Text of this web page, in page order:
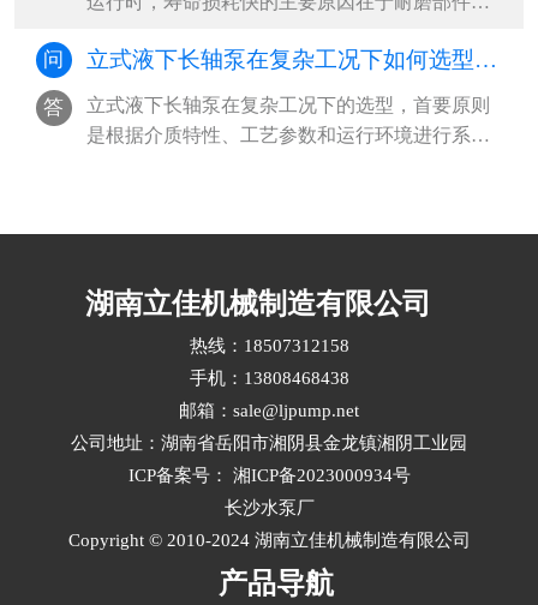
响应到主动预防的立式液下长轴泵运维升级‌。···
泵使用寿命，必须从“被动维修”转向“系统性预防
维护”，‌最有效的策略是建立基于工况特征的差异
化维护计划，结合关键参数监控与周期性干预，
实现寿命延长30%以上‌。···
问 立式液下长轴泵在复杂工况下如何选型？ ​
答
立式液下长轴泵在复杂工况下的选型，‌首要原则
是根据介质特性、工艺参数和运行环境进行系统
封结构和配套标准多维度综合评估立式液下长轴
泵选型。···
湖南立佳机械制造有限公司
热线：18507312158
手机：13808468438
邮箱：sale@ljpump.net
公司地址：湖南省岳阳市湘阴县金龙镇湘阴工业园
ICP备案号：
湘ICP备2023000934号
长沙水泵厂
Copyright © 2010-2024 湖南立佳机械制造有限公司
产品导航